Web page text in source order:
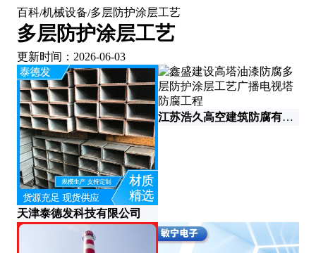
百科/机械设备/多层防护涂层工艺
多层防护涂层工艺
更新时间：2026-06-03
天津泰德发科技有限公司
江苏浩久高空建筑防腐有限公司